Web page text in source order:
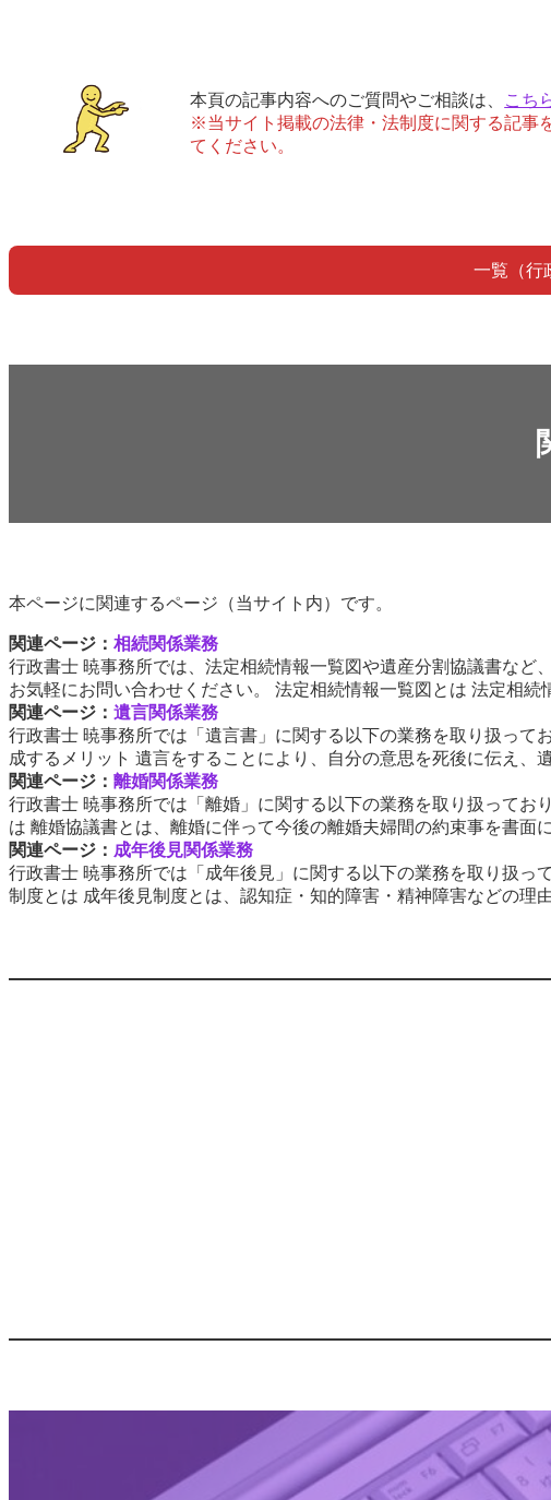
本頁の記事内容へのご質問やご相談は、 こち
※当サイト掲載の法律・法制度に関する記事
てください。
一覧（行
本ページに関連するページ（当サイト内）です。
関連ページ： 相続関係業務
行政書士 暁事務所では、法定相続情報一覧図や遺産分割協議書など
お気軽にお問い合わせください。 法定相続情報一覧図とは 法定相
関連ページ： 遺言関係業務
行政書士 暁事務所では「遺言書」に関する以下の業務を取り扱っ
成するメリット 遺言をすることにより、自分の意思を死後に伝え
関連ページ： 離婚関係業務
行政書士 暁事務所では「離婚」に関する以下の業務を取り扱って
は 離婚協議書とは、離婚に伴って今後の離婚夫婦間の約束事を書
関連ページ： 成年後見関係業務
行政書士 暁事務所では「成年後見」に関する以下の業務を取り扱
制度とは 成年後見制度とは、認知症・知的障害・精神障害などの